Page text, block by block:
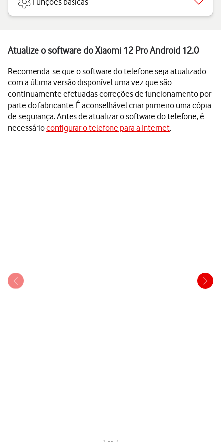
Funções básicas
Atualize o software do Xiaomi 12 Pro Android 12.0
Recomenda-se que o software do telefone seja atualizado
com a última versão disponível uma vez que são
continuamente efetuadas correções de funcionamento por
parte do fabricante. É aconselhável criar primeiro uma cópia
de segurança. Antes de atualizar o software do telefone, é
necessárioconfigurar o telefone para a Internet.